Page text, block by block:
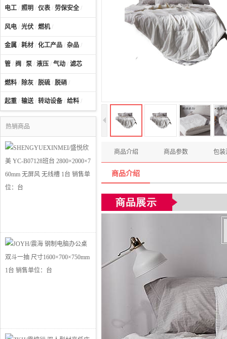
电工 / 照明 / 仪表 / 劳保安全 /
风电 / 光伏 / 燃机/
金属 / 耗材 / 化工产品 / 杂品 /
管 / 阀 / 泵 / 液压 / 气动 / 滤芯
燃料 / 除灰 / 脱硫 / 脱硝 /
起重 / 输送/ 转动设备 / 给料 /
热销商品
商品介绍 商品参数 包装
商品介绍